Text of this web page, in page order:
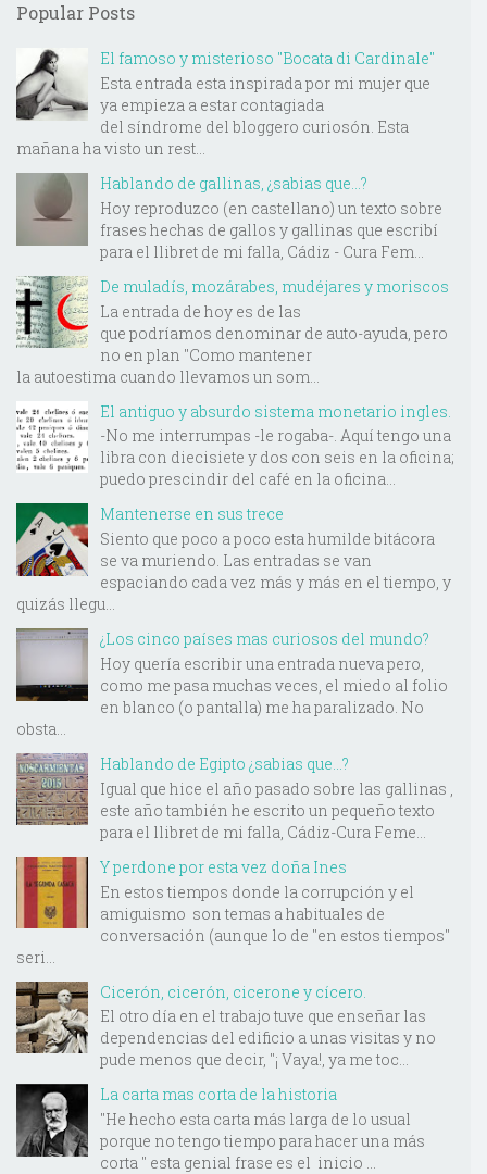
Popular Posts
El famoso y misterioso "Bocata di Cardinale"
Esta entrada esta inspirada por mi mujer que
ya empieza a estar contagiada
del síndrome del bloggero curiosón. Esta
mañana ha visto un rest...
Hablando de gallinas, ¿sabias que...?
Hoy reproduzco (en castellano) un texto sobre
frases hechas de gallos y gallinas que escribí
para el llibret de mi falla, Cádiz - Cura Fem...
De muladís, mozárabes, mudéjares y moriscos
La entrada de hoy es de las
que podríamos denominar de auto-ayuda, pero
no en plan "Como mantener
la autoestima cuando llevamos un som...
El antiguo y absurdo sistema monetario ingles.
-No me interrumpas -le rogaba-. Aquí tengo una
libra con diecisiete y dos con seis en la oficina;
puedo prescindir del café en la oficina...
Mantenerse en sus trece
Siento que poco a poco esta humilde bitácora
se va muriendo. Las entradas se van
espaciando cada vez más y más en el tiempo, y
quizás llegu...
¿Los cinco países mas curiosos del mundo?
Hoy quería escribir una entrada nueva pero,
como me pasa muchas veces, el miedo al folio
en blanco (o pantalla) me ha paralizado. No
obsta...
Hablando de Egipto ¿sabias que...?
Igual que hice el año pasado sobre las gallinas ,
este año también he escrito un pequeño texto
para el llibret de mi falla, Cádiz-Cura Feme...
Y perdone por esta vez doña Ines
En estos tiempos donde la corrupción y el
amiguismo son temas a habituales de
conversación (aunque lo de "en estos tiempos"
seri...
Cicerón, cicerón, cicerone y cícero.
El otro día en el trabajo tuve que enseñar las
dependencias del edificio a unas visitas y no
pude menos que decir, "¡ Vaya!, ya me toc...
La carta mas corta de la historia
"He hecho esta carta más larga de lo usual
porque no tengo tiempo para hacer una más
corta " esta genial frase es el inicio ...